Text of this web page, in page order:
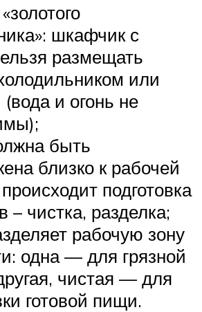
шкафчик с
размещать
или
и огонь не
быть
близко к рабочей
подготовка
– чистка, разделка;
рабочую зону
одна — для грязной
чистая — для
готовой пищи.